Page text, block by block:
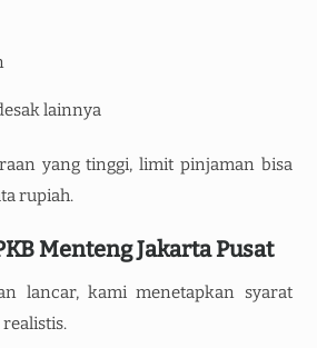
lainnya
yang tinggi, limit pinjaman bisa
rupiah.
Menteng Jakarta Pusat
lancar, kami menetapkan syarat